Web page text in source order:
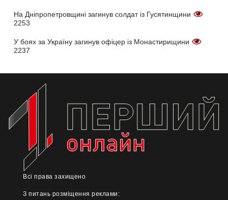
На Дніпропетровщині загинув солдат із Гусятинщини
2253
У боях за Україну загинув офіцер із Монастирищини
2237
Всі права захищено
З питань розміщення реклами: